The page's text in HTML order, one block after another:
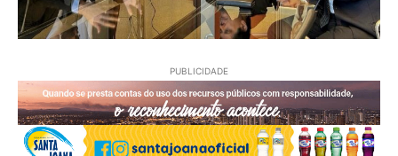
PUBLICIDADE